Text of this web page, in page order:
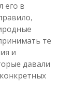
его в
те
и
давали